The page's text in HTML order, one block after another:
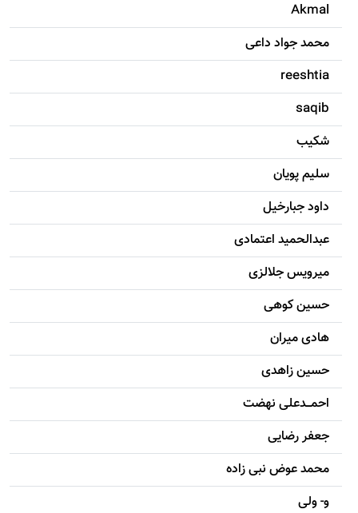
Akmal
محمد جواد داعی
reeshtia
saqib
شکيب
سليم پویان
داود جبارخیل
عبدالحمید اعتمادی
میرویس جلالزی
حسين کوهی
هادی ميران
حسين زاهدی
احمـــدعلی نهضت
جعفر رضایی
محمد عوض نبی زاده
و- ولی